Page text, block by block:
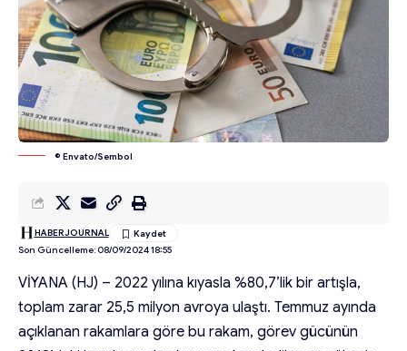
© Envato/Sembol
Son Güncelleme: 08/09/2024 18:55
HABERJOURNAL
VİYANA (HJ) – 2022 yılına kıyasla %80,7’lik bir artışla,
toplam zarar 25,5 milyon avroya ulaştı. Temmuz ayında
açıklanan rakamlara göre bu rakam, görev gücünün